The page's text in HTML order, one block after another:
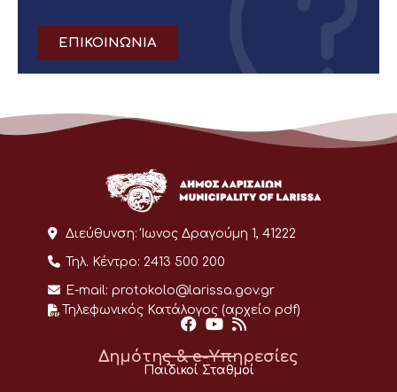
ΕΠΙΚΟΙΝΩΝΙΑ
Διεύθυνση: Ίωνος Δραγούμη 1, 41222
Τηλ. Κέντρο: 2413 500 200
E-mail: protokolo@larissa.gov.gr
Τηλεφωνικός Κατάλογος (αρχείο pdf)
Δημότης & e-Υπηρεσίες
Παιδικοί Σταθμοί